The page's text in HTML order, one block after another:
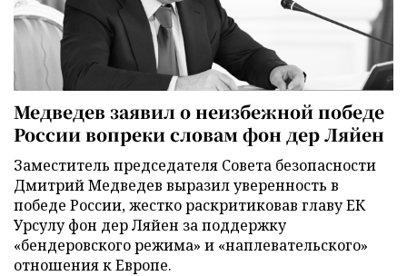
Медведев заявил о неизбежной победе
России вопреки словам фон дер Ляйен
Заместитель председателя Совета безопасности
Дмитрий Медведев выразил уверенность в
победе России, жестко раскритиковав главу ЕК
Урсулу фон дер Ляйен за поддержку
«бендеровского режима» и «наплевательского»
отношения к Европе.